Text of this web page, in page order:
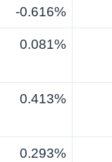
0.616%-
0.081%
0.413%
0.293%